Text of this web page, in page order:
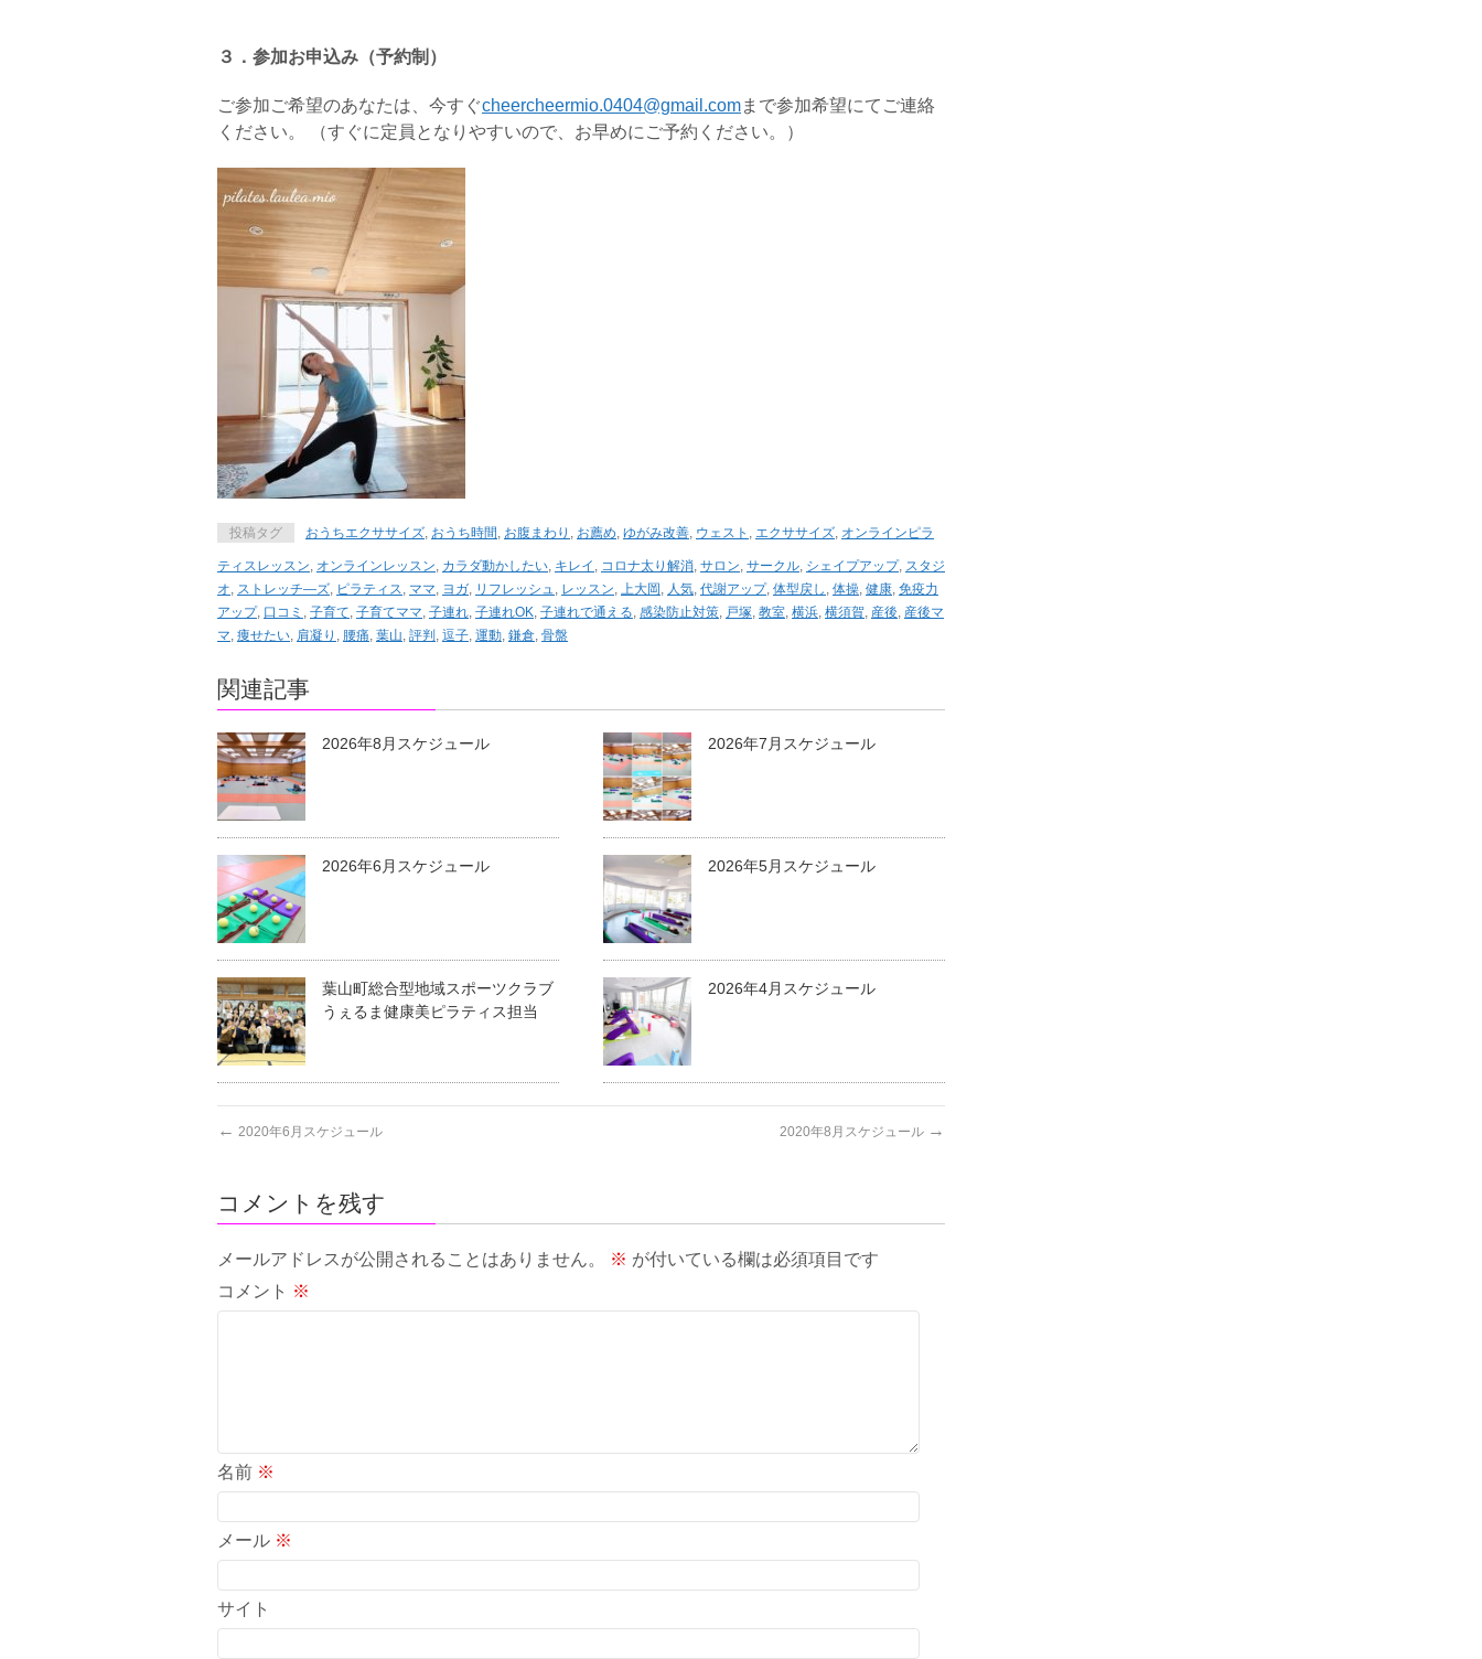
３．参加お申込み（予約制）
ご参加ご希望のあなたは、今すぐcheercheermio.0404@gmail.comまで参加希望にてご連絡
ください。 （すぐに定員となりやすいので、お早めにご予約ください。）
投稿タグ おうちエクササイズ, おうち時間, お腹まわり , お薦め, ゆがみ改善, ウェスト , エクササイズ, オンラインピラ
ティスレッスン, オンラインレッスン, カラダ動かしたい, キレイ , コロナ太り解消, サロン, サークル, シェイプアップ, スタジ
オ, ストレッチ―ズ, ピラティス, ママ, ヨガ, リフレッシュ, レッスン, 上大岡 , 人気, 代謝アップ, 体型戻し , 体操, 健康, 免疫力
アップ, 口コミ , 子育て, 子育てママ, 子連れ, 子連れOK, 子連れで通える, 感染防止対策, 戸塚, 教室, 横浜, 横須賀, 産後, 産後マ
マ, 痩せたい, 肩凝り , 腰痛, 葉山, 評判 , 逗子, 運動, 鎌倉, 骨盤
関連記事
2026年8月スケジュール 2026年7月スケジュール
2026年6月スケジュール 2026年5月スケジュール
葉山町総合型地域スポーツクラブ
うぇるま健康美ピラティス担当
2026年4月スケジュール
← 2020年6月スケジュール 2020年8月スケジュール →
コメントを残す
メールアドレスが公開されることはありません。 ※ が付いている欄は必須項目です
コメント ※
名前 ※
メール ※
サイト